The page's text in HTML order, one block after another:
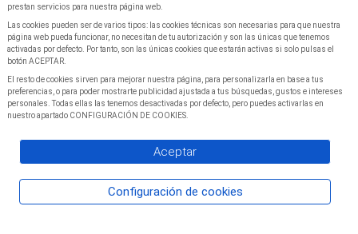
prestan servicios para nuestra página web.
Las cookies pueden ser de varios tipos: las cookies técnicas son necesarias para que nuestra
página web pueda funcionar, no necesitan de tu autorización y son las únicas que tenemos
activadas por defecto. Por tanto, son las únicas cookies que estarán activas si solo pulsas el
botón ACEPTAR.
El resto de cookies sirven para mejorar nuestra página, para personalizarla en base a tus
preferencias, o para poder mostrarte publicidad ajustada a tus búsquedas, gustos e intereses
personales. Todas ellas las tenemos desactivadas por defecto, pero puedes activarlas en
nuestro apartado CONFIGURACIÓN DE COOKIES.
Aceptar
Configuración de cookies